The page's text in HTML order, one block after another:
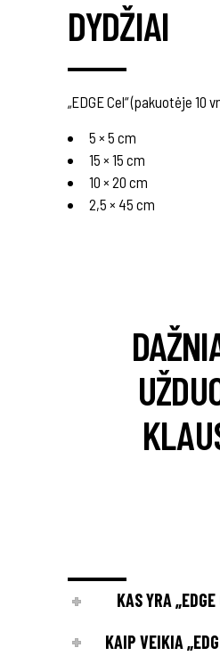
DYDŽIAI
„EDGE Cel“ (pakuotėje 10
5 × 5 cm
15 × 15 cm
10 × 20 cm
2,5 × 45 cm
KAS YRA
KAIP VEIKIA